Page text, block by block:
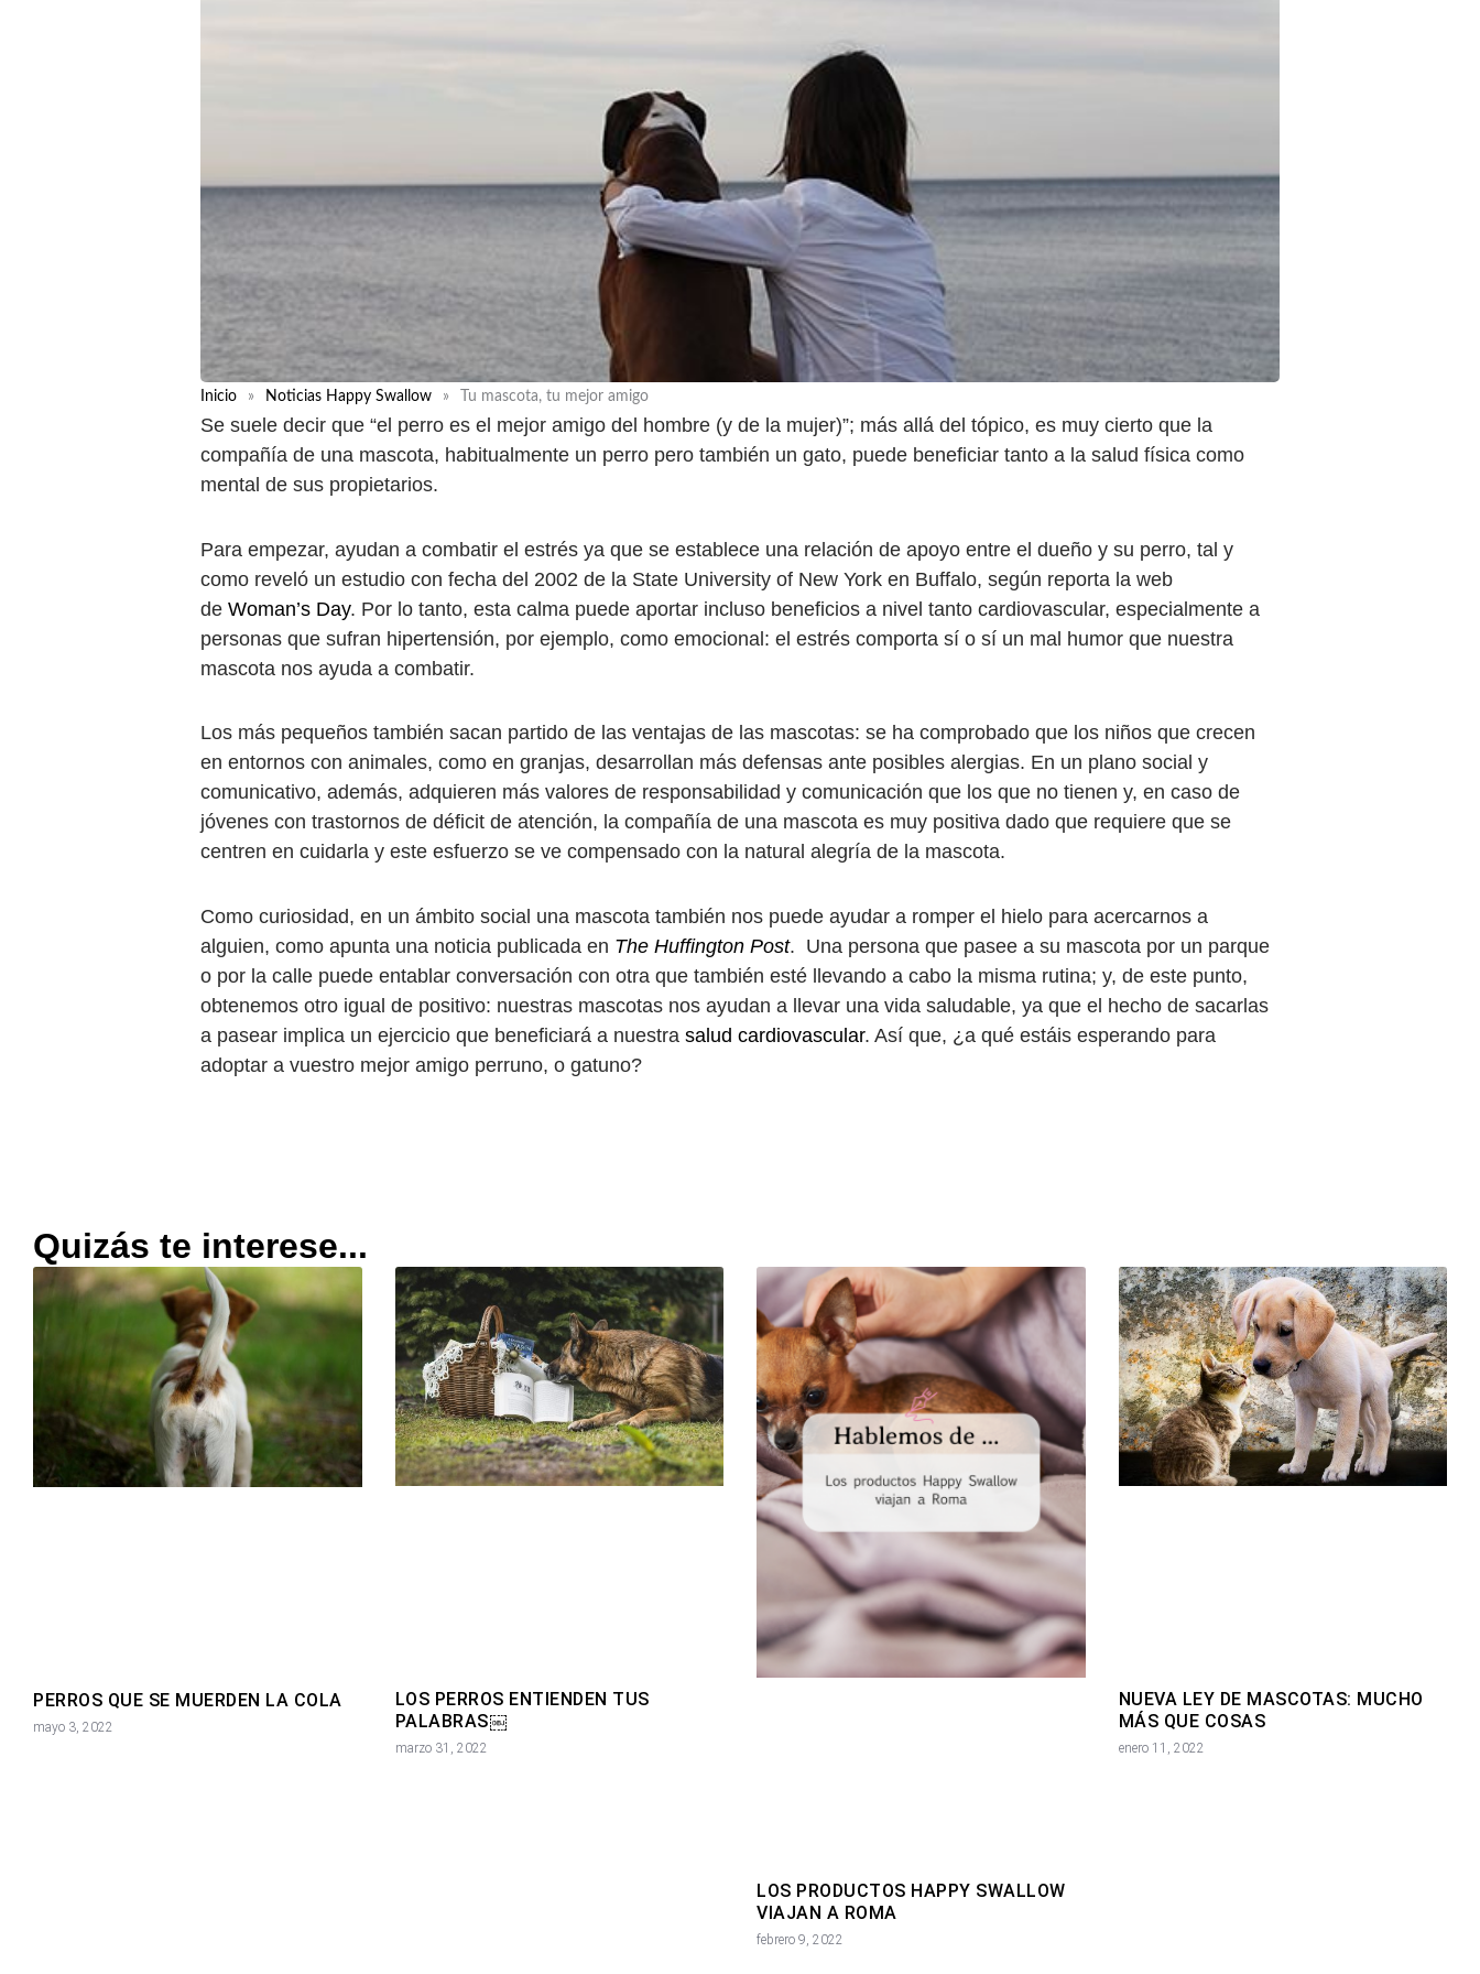
Inicio » Noticias Happy Swallow » Tu mascota, tu mejor amigo
Se suele decir que “el perro es el mejor amigo del hombre (y de la mujer)”; más allá del tópico, es muy cierto que la
compañía de una mascota, habitualmente un perro pero también un gato, puede beneficiar tanto a la salud física como
mental de sus propietarios.
Para empezar, ayudan a combatir el estrés ya que se establece una relación de apoyo entre el dueño y su perro, tal y
como reveló un estudio con fecha del 2002 de la State University of New York en Buffalo, según reporta la web
de Woman’s Day. Por lo tanto, esta calma puede aportar incluso beneficios a nivel tanto cardiovascular, especialmente a
personas que sufran hipertensión, por ejemplo, como emocional: el estrés comporta sí o sí un mal humor que nuestra
mascota nos ayuda a combatir.
Los más pequeños también sacan partido de las ventajas de las mascotas: se ha comprobado que los niños que crecen
en entornos con animales, como en granjas, desarrollan más defensas ante posibles alergias. En un plano social y
comunicativo, además, adquieren más valores de responsabilidad y comunicación que los que no tienen y, en caso de
jóvenes con trastornos de déficit de atención, la compañía de una mascota es muy positiva dado que requiere que se
centren en cuidarla y este esfuerzo se ve compensado con la natural alegría de la mascota.
Como curiosidad, en un ámbito social una mascota también nos puede ayudar a romper el hielo para acercarnos a
alguien, como apunta una noticia publicada en The Huffington Post. Una persona que pasee a su mascota por un parque
o por la calle puede entablar conversación con otra que también esté llevando a cabo la misma rutina; y, de este punto,
obtenemos otro igual de positivo: nuestras mascotas nos ayudan a llevar una vida saludable, ya que el hecho de sacarlas
a pasear implica un ejercicio que beneficiará a nuestra salud cardiovascular. Así que, ¿a qué estáis esperando para
adoptar a vuestro mejor amigo perruno, o gatuno?
Quizás te interese...
PERROS QUE SE MUERDEN LA COLA
mayo 3, 2022
LOS PERROS ENTIENDEN TUS
PALABRAS￼
marzo 31, 2022
LOS PRODUCTOS HAPPY SWALLOW
VIAJAN A ROMA
febrero 9, 2022
NUEVA LEY DE MASCOTAS: MUCHO
MÁS QUE COSAS
enero 11, 2022